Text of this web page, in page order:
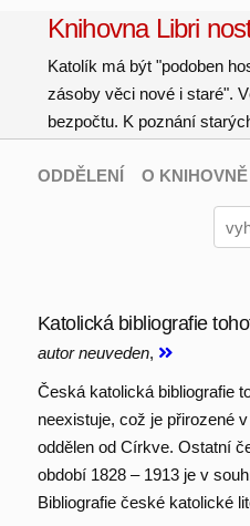
Knihovna Libri
Katolík má být "podoben
zásoby věci nové i staré".
bezpočtu. K poznání
ODDĚLENÍ O KNIHOVNĚ
Katolická bibliografie
autor neuveden,
Česká katolická bibliografie
neexistuje, což je přirozené
oddělen od Církve. Ostatní
období 1828 – 1913 je v
Bibliografie české katolické